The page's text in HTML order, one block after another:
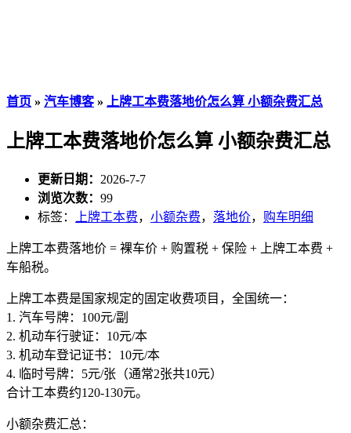
首页 » 汽车博客» 上牌工本费落地价怎么算 小额杂费汇总
上牌工本费落地价怎么算 小额杂费汇总
更新日期： 2026-7-7
浏览次数： 99
标签：
上牌工本费， 小额杂费， 落地价， 购车明细
上牌工本费落地价 = 裸车价 + 购置税 + 保险 + 上牌工本费 +
车船税。
上牌工本费是国家规定的固定收费项目，全国统一：
1. 汽车号牌：100元/副
2. 机动车行驶证：10元/本
3. 机动车登记证书：10元/本
4. 临时号牌：5元/张（通常2张共10元）
合计工本费约120-130元。
小额杂费汇总：